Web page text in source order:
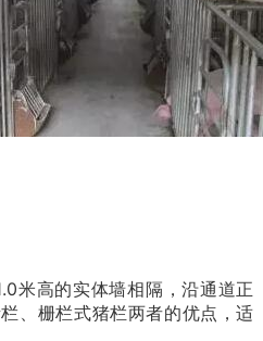
米高的实体墙相隔，沿通道正
、栅栏式猪栏两者的优点，适